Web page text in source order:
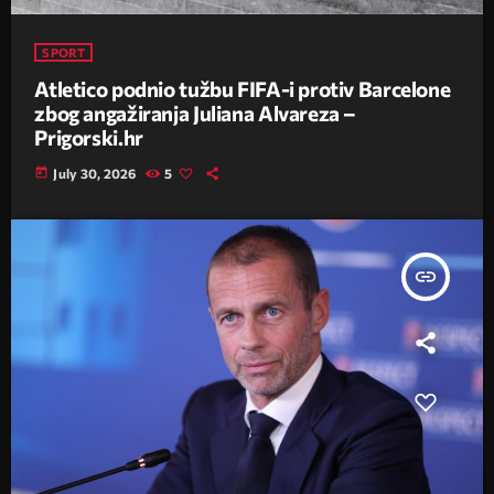
SPORT
Atletico podnio tužbu FIFA-i protiv Barcelone
zbog angažiranja Juliana Alvareza –
Prigorski.hr
today July 30, 2026 5
insert_link